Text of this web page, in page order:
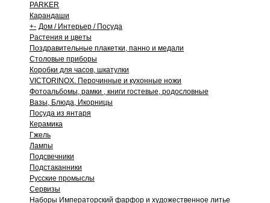
PARKER
Карандаши
+- Дом / Интерьер / Посуда
Растения и цветы
Поздравительные плакетки, панно и медали
Столовые приборы
Коробки для часов, шкатулки
VICTORINOX. Перочинные и кухонные ножи
Фотоальбомы, рамки , книги гостевые, родословные
Вазы, Блюда, Икорницы
Посуда из янтаря
Керамика
Гжель
Лампы
Подсвечники
Подстаканники
Русские промыслы
Сервизы
Наборы Императорский фарфор и художественное литье